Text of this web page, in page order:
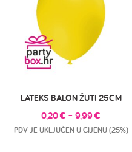
LATEKS BALON ŽUTI 25CM
0,20€ – 9,99€
PDV JE UKLJUČEN U CIJENU (25%)